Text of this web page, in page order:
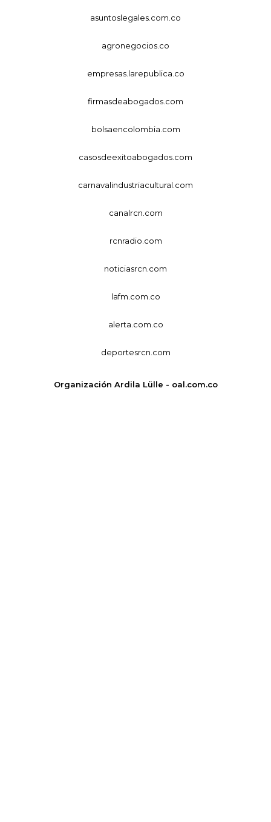
asuntoslegales.com.co
agronegocios.co
empresas.larepublica.co
firmasdeabogados.com
bolsaencolombia.com
casosdeexitoabogados.com
carnavalindustriacultural.com
canalrcn.com
rcnradio.com
noticiasrcn.com
lafm.com.co
alerta.com.co
deportesrcn.com
Organización Ardila Lülle - oal.com.co